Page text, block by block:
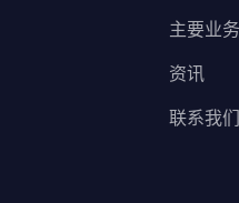
主要业务
资讯
联系我们